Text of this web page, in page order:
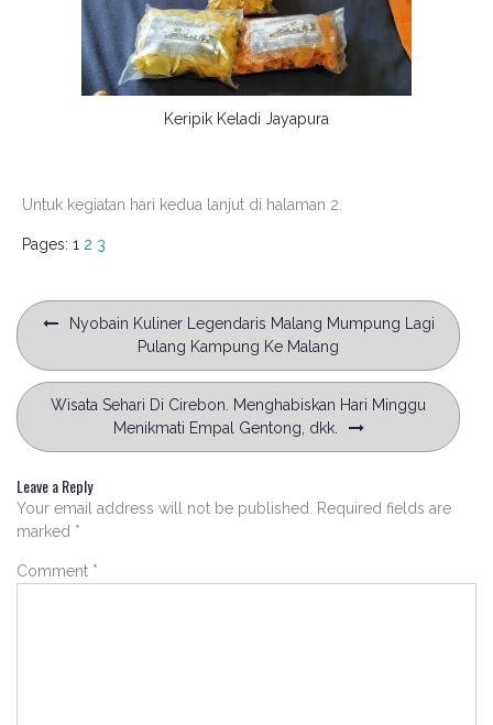
Keripik Keladi Jayapura
Untuk kegiatan hari kedua lanjut di halaman 2.
Pages: 1 2 3
Post
navigation
Nyobain Kuliner Legendaris Malang Mumpung Lagi
Pulang Kampung Ke Malang
Wisata Sehari Di Cirebon. Menghabiskan Hari Minggu
Menikmati Empal Gentong, dkk.
Leave a Reply
Your email address will not be published. Required fields are
marked *
Comment *